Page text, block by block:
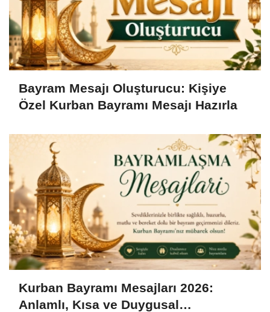
Bayram Mesajı Oluşturucu: Kişiye
Özel Kurban Bayramı Mesajı Hazırla
Kurban Bayramı Mesajları 2026:
Anlamlı, Kısa ve Duygusal